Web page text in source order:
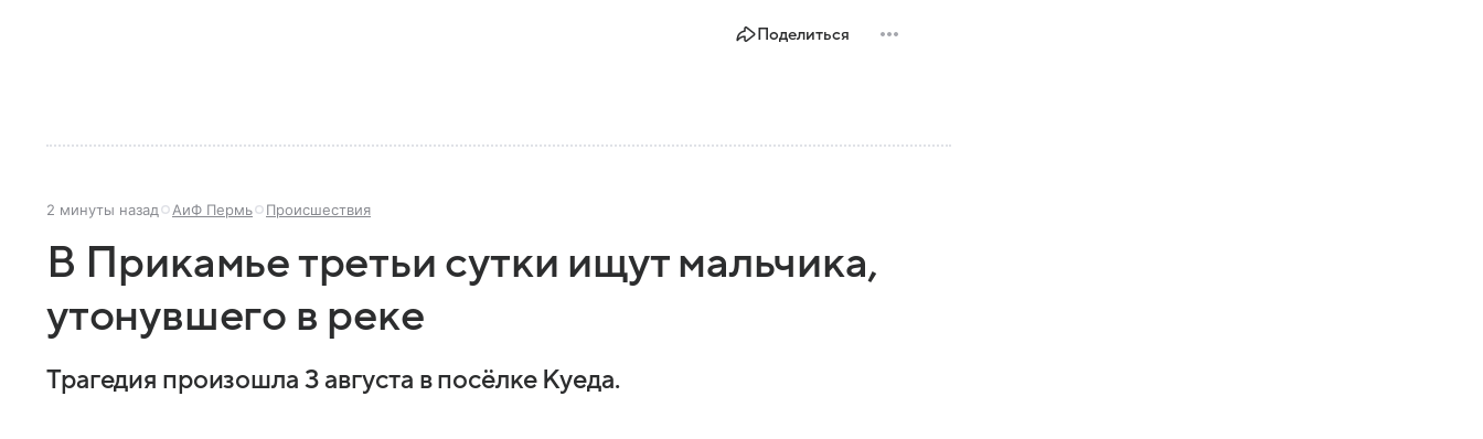
Поделиться
2 минуты назад АиФ Пермь Происшествия
В Прикамье третьи сутки ищут мальчика,
утонувшего в реке
Трагедия произошла 3 августа в посёлке Куеда.